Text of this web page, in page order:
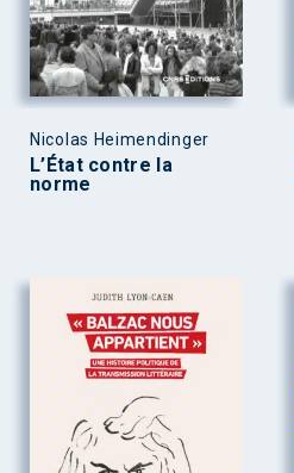
Nicolas Heimendinger
L’État contre la
norme